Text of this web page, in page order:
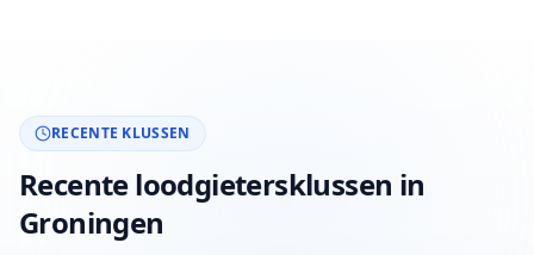
RECENTE KLUSSEN
Recente loodgietersklussen in
Groningen